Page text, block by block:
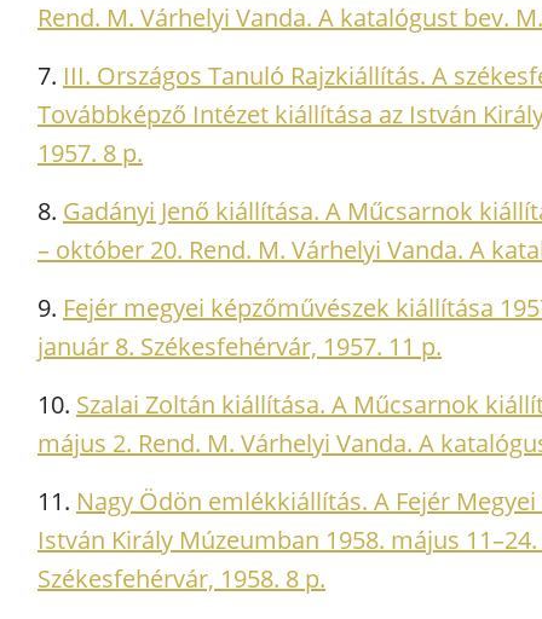
Rend. M. Várhelyi Vanda. A katalógust bev.
7. III. Országos Tanuló Rajzkiállítás. A
Továbbképző Intézet kiállítása az István
1957. 8 p.
8. Gadányi Jenő kiállítása. A Műcsarnok
– október 20. Rend. M. Várhelyi Vanda. A
9. Fejér megyei képzőművészek kiállítása
január 8. Székesfehérvár, 1957. 11 p.
10. Szalai Zoltán kiállítása. A Műcsarnok
május 2. Rend. M. Várhelyi Vanda. A
11. Nagy Ödön emlékkiállítás. A Fejér
István Király Múzeumban 1958. május
Székesfehérvár, 1958. 8 p.